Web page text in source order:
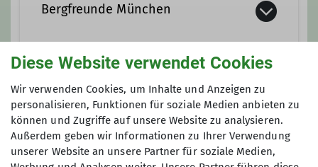
Bergfreunde München
Wir sind eine eher mittlere Sektion
innerhalb des Deutschen
Alpenvereins (DAV) mit 2.610
Mitgliedern (Stand 01.Aug. 2025).
Gegründet 1961 als Bergsportgruppe
Siemens Balanstraße sind wir seit
Anmeldung
Anfrage senden
Diese Website verwendet Cookies
Wir verwenden Cookies, um Inhalte und Anzeigen zu
personalisieren, Funktionen für soziale Medien anbieten zu
können und Zugriffe auf unsere Website zu analysieren.
Außerdem geben wir Informationen zu Ihrer Verwendung
unserer Website an unsere Partner für soziale Medien,